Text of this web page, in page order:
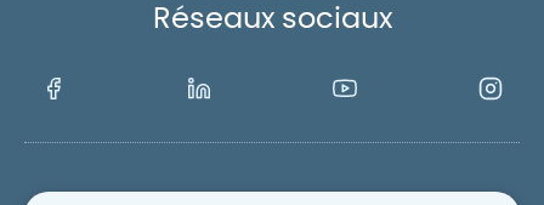
Réseaux sociaux
Facebook LinkedIn Youtube